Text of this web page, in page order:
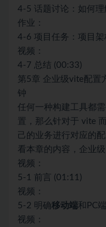
4-5 话题讨论：如何理
作业：
4-6 项目任务：项目架
视频：
4-7 总结 (00:33)
第5章 企业级vite配
钟
任何一种构建工具都
置，那么针对于 vite
己的业务进行对应的
看本章的内容，企业
视频：
5-1 前言 (01:11)
视频：
5-2 明确移动端和PC
视频：